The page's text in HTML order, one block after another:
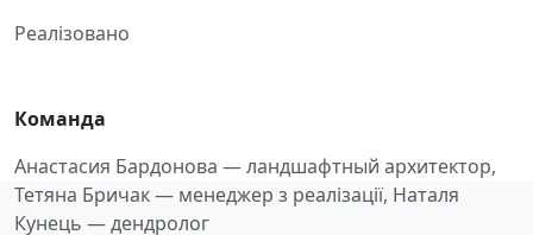
Реалізовано
Команда
Анастасия Бардонова — ландшафтный архитектор,
Тетяна Бричак — менеджер з реалізації, Наталя
Кунець — дендролог